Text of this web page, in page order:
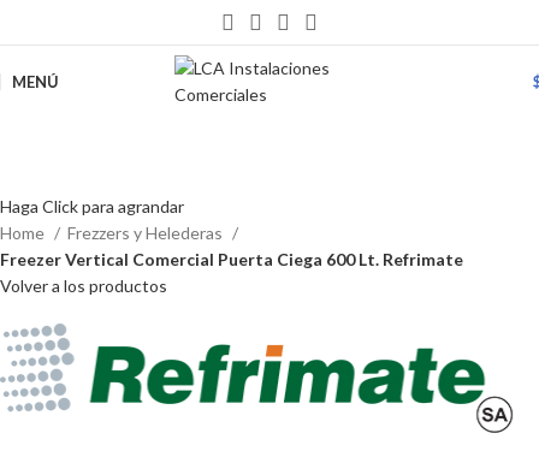
MENÚ
Haga Click para agrandar
Home
Frezzers y Helederas
Freezer Vertical Comercial Puerta Ciega 600 Lt. Refrimate
Volver a los productos